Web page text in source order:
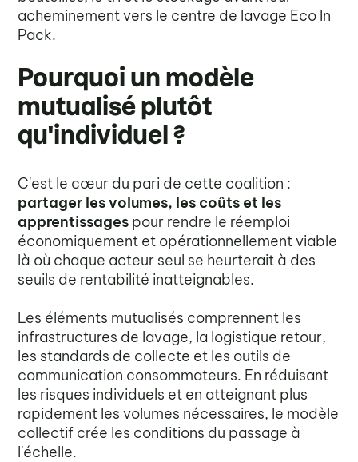
acheminement vers le centre de lavage Eco In
Pack.
Pourquoi un modèle
mutualisé plutôt
qu'individuel ?
C'est le cœur du pari de cette coalition :
partager les volumes, les coûts et les
apprentissages pour rendre le réemploi
économiquement et opérationnellement viable
là où chaque acteur seul se heurterait à des
seuils de rentabilité inatteignables.
Les éléments mutualisés comprennent les
infrastructures de lavage, la logistique retour,
les standards de collecte et les outils de
communication consommateurs. En réduisant
les risques individuels et en atteignant plus
rapidement les volumes nécessaires, le modèle
collectif crée les conditions du passage à
l'échelle.